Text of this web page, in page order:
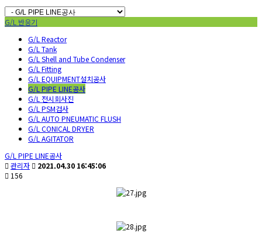
G/L 반응기
G/L Reactor
G/L Tank
G/L Shell and Tube Condenser
G/L Fitting
G/L EQUIPMENT설치공사
G/L PIPE LINE공사
G/L 전시회사진
G/L PSM검사
G/L AUTO PNEUMATIC FLUSH
G/L CONICAL DRYER
G/L AGITATOR
G/L PIPE LINE공사
관리자
2021.04.30 16:45:06
156